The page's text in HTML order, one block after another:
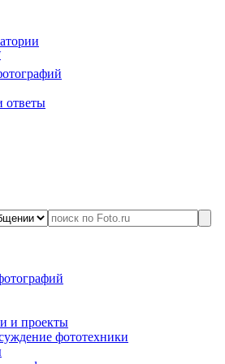
ответы
и проекты
фототехники